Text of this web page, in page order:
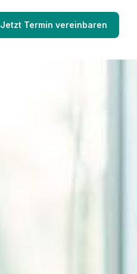
Jetzt Termin vereinbaren